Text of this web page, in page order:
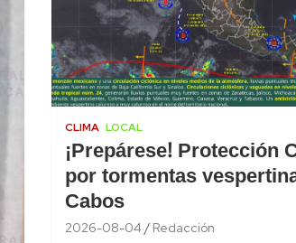
CLIMA LOCAL
¡Prepárese! Protección
por tormentas
Cabos
2026-08-04 Redacción